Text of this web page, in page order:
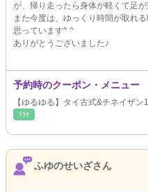
が、帰り走ったら身体が軽くて足
また今度は、ゆっくり時間が取れ
思っています^ ^
ありがとうございました♪
予約時のクーポン・メニュー
【ゆるゆる】タイ古式&チネイザン
ﾘﾗｸ
ふゆのせいざさん